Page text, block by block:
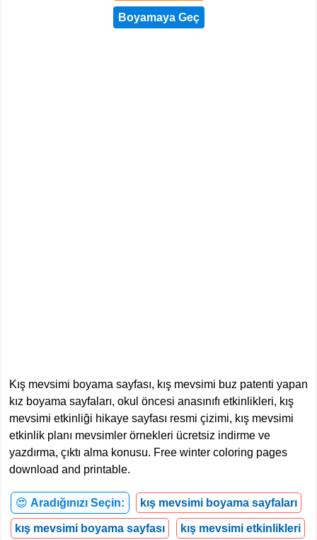
Kış mevsimi boyama sayfası, kış mevsimi buz patenti yapan
kız boyama sayfaları, okul öncesi anasınıfı etkinlikleri, kış
mevsimi etkinliği hikaye sayfası resmi çizimi, kış mevsimi
etkinlik planı mevsimler örnekleri ücretsiz indirme ve
yazdırma, çıktı alma konusu. Free winter coloring pages
download and printable.
😍 Aradığınızı Seçin: kış mevsimi boyama sayfaları
kış mevsimi boyama sayfası kış mevsimi etkinlikleri